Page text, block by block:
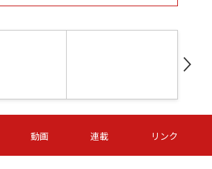
06 (日) 15:00
-
第16節 09/06 (日) 15:00
-
動画 連載 リンク